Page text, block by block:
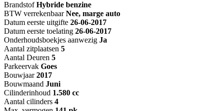
Brandstof Hybride benzine
BTW verrekenbaar Nee, marge auto
Datum eerste uitgifte 26-06-2017
Datum eerste toelating 26-06-2017
Onderhoudsboekjes aanwezig Ja
Aantal zitplaatsen 5
Aantal Deuren 5
Parkeervak Goes
Bouwjaar 2017
Bouwmaand Juni
Cilinderinhoud 1.580 cc
Aantal cilinders 4